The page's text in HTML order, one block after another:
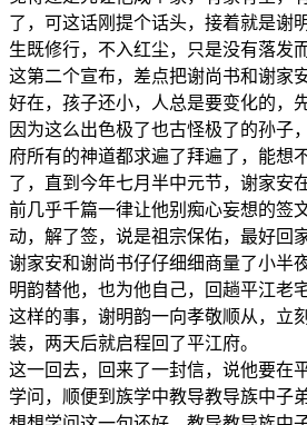
了，可这话刚提个话头，接着就是谢
生既修行，不入红尘，只是没有落发而
这第二个宣布，差点把谢尚书和谢家
好在，孩子还小，人总是要变化的，
因为这么出色极了也古怪极了的孙子
府所有的神道都求遍了拜遍了，能想
了，直到今年七月半中元节，谢家安
前几乎千篇一律让他别痴心妄想的签
动，解了签，说是祖宗保佑，最好回
谢家安和谢尚书仔仔细细商量了小半
明韵替他，也为他自己，回趟平江老
这样的事，谢明韵一向孝敬顺从，立
装，两天后就启程回了平江府。
这一回去，回来了一封信，说他要在
学问，顺便到族学中教导教导族中子弟